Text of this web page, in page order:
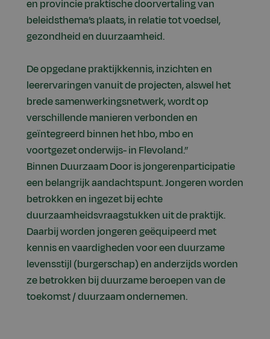
en provincie praktische doorvertaling van
beleidsthema’s plaats, in relatie tot voedsel,
gezondheid en duurzaamheid.
De opgedane praktijkkennis, inzichten en
leerervaringen vanuit de projecten, alswel het
brede samenwerkingsnetwerk, wordt op
verschillende manieren verbonden en
geïntegreerd binnen het hbo, mbo en
voortgezet onderwijs- in Flevoland.”
Binnen Duurzaam Door is jongerenparticipatie
een belangrijk aandachtspunt. Jongeren worden
betrokken en ingezet bij echte
duurzaamheidsvraagstukken uit de praktijk.
Daarbij worden jongeren geëquipeerd met
kennis en vaardigheden voor een duurzame
levensstijl (burgerschap) en anderzijds worden
ze betrokken bij duurzame beroepen van de
toekomst / duurzaam ondernemen.